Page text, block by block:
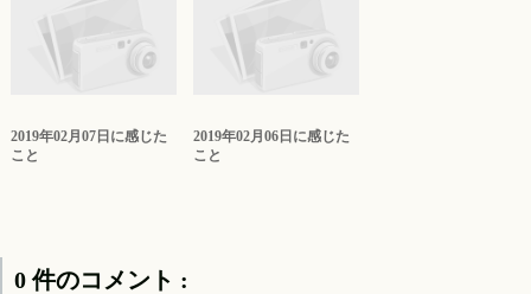
2019年02月07日に感じた
こと
2019年02月06日に感じた
こと
0 件のコメント :